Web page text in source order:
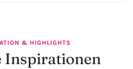
& HIGHLIGHTS
Inspirationen